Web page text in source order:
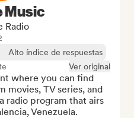
Music
Radio
Alto índice de respuestas
Ver original
where you can find
movies, TV series, and
radio program that airs
Venezuela.